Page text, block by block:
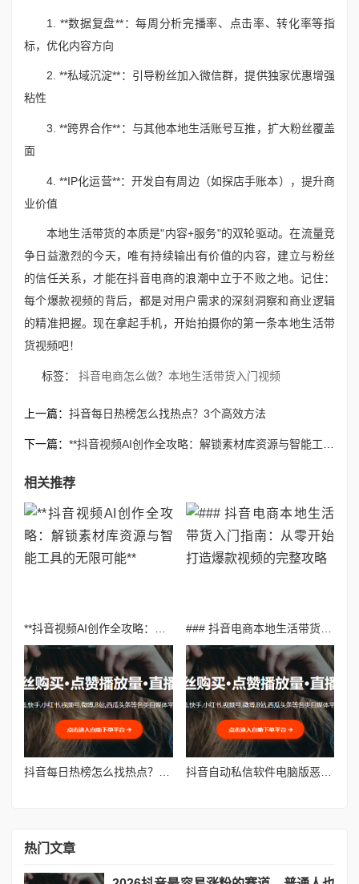
1. **数据复盘**：每周分析完播率、点击率、转化率等指
标，优化内容方向
2. **私域沉淀**：引导粉丝加入微信群，提供独家优惠增强
粘性
3. **跨界合作**：与其他本地生活账号互推，扩大粉丝覆盖
面
4. **IP化运营**：开发自有周边（如探店手账本），提升商
业价值
本地生活带货的本质是"内容+服务"的双轮驱动。在流量竞
争日益激烈的今天，唯有持续输出有价值的内容，建立与粉丝
的信任关系，才能在抖音电商的浪潮中立于不败之地。记住：
每个爆款视频的背后，都是对用户需求的深刻洞察和商业逻辑
的精准把握。现在拿起手机，开始拍摄你的第一条本地生活带
货视频吧！
标签： 抖音电商怎么做？本地生活带货入门视频
上一篇： 抖音每日热榜怎么找热点？3个高效方法
下一篇： **抖音视频AI创作全攻略：解锁素材库资源与智能工具的无限可能**
相关推荐
**抖音视频AI创作全攻略：解锁素材库资源与智能工具的无限可能** ### 抖音电商本地生活带货入门指南：从零开始打造爆款视频的完整攻略
抖音自动私信软件电脑版恶意软件捆绑
热门文章